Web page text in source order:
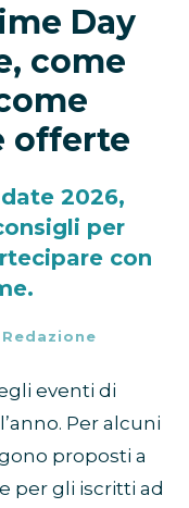
Day
come
offerte
2026,
per
con
eventi di
Per alcuni
proposti a
per gli iscritti ad